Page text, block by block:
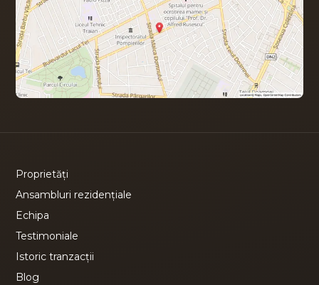
Proprietăți
Ansambluri rezidențiale
Echipa
Testimoniale
Istoric tranzacții
Blog